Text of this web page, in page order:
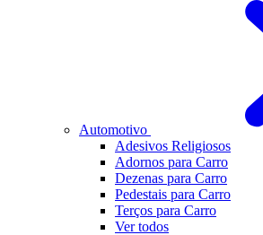
Automotivo
Adesivos Religiosos
Adornos para Carro
Dezenas para Carro
Pedestais para Carro
Terços para Carro
Ver todos